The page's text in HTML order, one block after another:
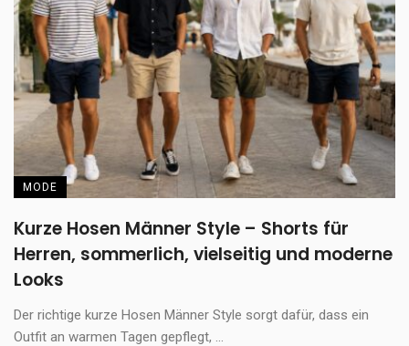
MODE
Kurze Hosen Männer Style – Shorts für
Herren, sommerlich, vielseitig und moderne
Looks
Der richtige kurze Hosen Männer Style sorgt dafür, dass ein
Outfit an warmen Tagen gepflegt, ...